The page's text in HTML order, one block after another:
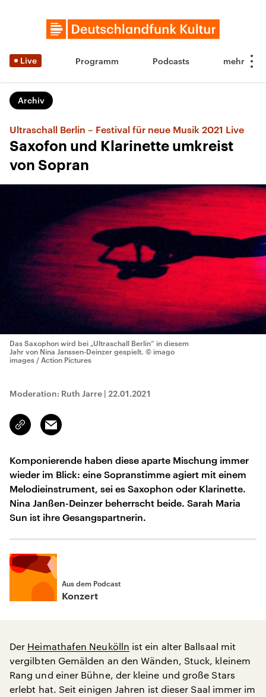
Live Programm Podcasts
Archiv
Ultraschall Berlin – Festival für neue Musik 2021 Live
Saxofon und Klarinette umkreist
von Sopran
Das Saxophon wird bei „Ultraschall Berlin“ in diesem
Jahr von Nina Janssen-Deinzer gespielt. © imago
images / Action Pictures
Moderation: Ruth Jarre | 22.01.2021
Link
kopieren/teilen
Email
Komponierende haben diese aparte Mischung immer
wieder im Blick: eine Sopranstimme agiert mit einem
Melodieinstrument, sei es Saxophon oder Klarinette.
Nina Janßen-Deinzer beherrscht beide. Sarah Maria
Sun ist ihre Gesangspartnerin.
Aus dem Podcast
Konzert
Der Heimathafen Neukölln ist ein alter Ballsaal mit
vergilbten Gemälden an den Wänden, Stuck, kleinem
Rang und einer Bühne, der kleine und große Stars
erlebt hat. Seit einigen Jahren ist dieser Saal immer im